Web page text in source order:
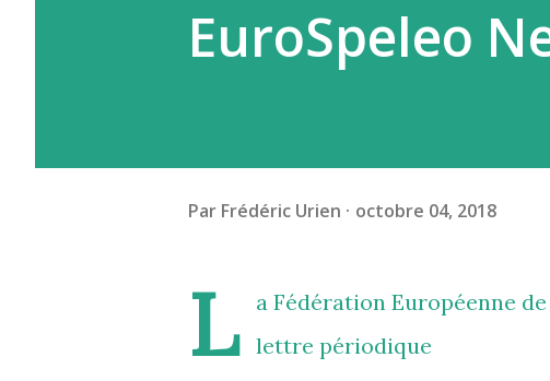
EuroSpeleo
Par Frédéric Urien octobre 04, 2018
L a Fédération Européenne
lettre périodique